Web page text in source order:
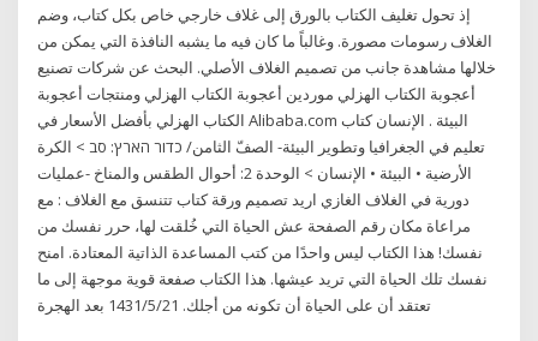
إذ تحول تغليف الكتاب بالورق إلى غلاف خارجي خاص بكل كتاب، وضم
الغلاف رسومات مصورة. وغالباً ما كان فيه ما يشبه النافذة التي يمكن من
خلالها مشاهدة جانب من تصميم الغلاف الأصلي. البحث عن شركات تصنيع
أعجوبة الكتاب الهزلي موردين أعجوبة الكتاب الهزلي ومنتجات أعجوبة
الكتاب الهزلي بأفضل الأسعار في Alibaba.com البيئة . الإنسان كتاب
تعليم في الجغرافيا وتطوير البيئة- الصفّ الثامن/ כדור הארץ: סב > الكرة
الأرضية • البيئة • الإنسان > الوحدة 2: أحوال الطقس والمناخ -عمليات
دورية في الغلاف الغازي اريد تصميم ورقة كتاب تتنسق مع الغلاف : مع
مراعاة مكان رقم الصفحة عش الحياة التي خُلقت لها، حرر نفسك من
نفسك! هذا الكتاب ليس واحدًا من كتب المساعدة الذاتية المعتادة. امنح
نفسك تلك الحياة التي تريد عيشها. هذا الكتاب صفعة قوية موجهة إلى ما
تعتقد أن على الحياة أن تكونه من أجلك. 21‏‏/5‏‏/1431 بعد الهجرة